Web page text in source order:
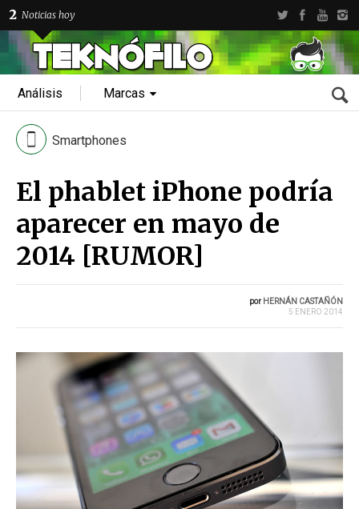
2 Noticias hoy
Análisis Marcas
Smartphones
El phablet iPhone podría
aparecer en mayo de
2014 [RUMOR]
por HERNÁN CASTAÑÓN
5 ENERO 2014